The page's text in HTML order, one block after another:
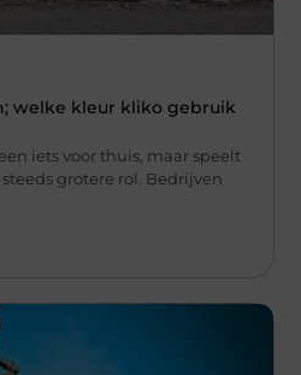
welke kleur kliko gebruik
iets voor thuis, maar speelt
grotere rol. Bedrijven